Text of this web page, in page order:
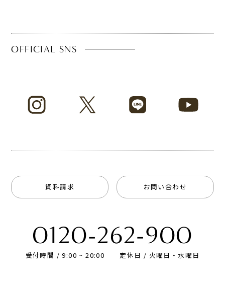
OFFICIAL SNS
資料請求 お問い合わせ
0120-262-900
受付時間 / 9:00 ~ 20:00 定休日 / 火曜日・水曜日